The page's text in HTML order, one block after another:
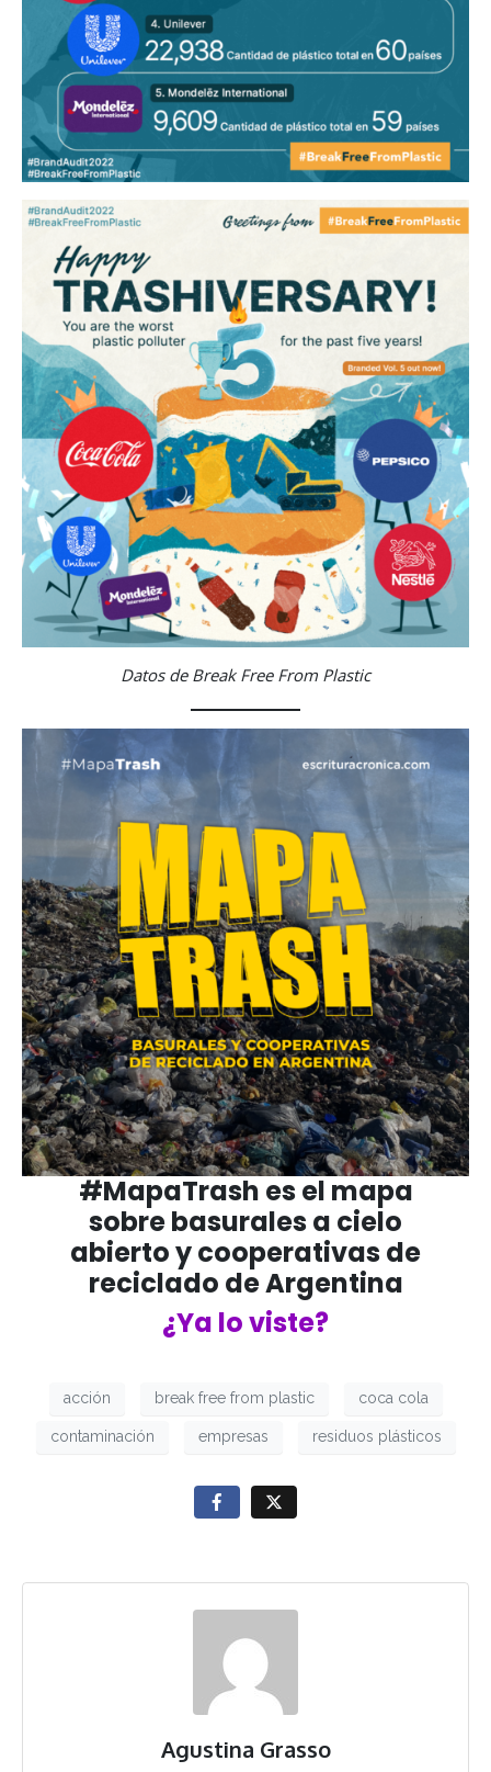
Datos de Break Free From Plastic
#MapaTrash es el mapa
sobre basurales a cielo
abierto y cooperativas de
reciclado de Argentina
¿Ya lo viste?
acción break free from plastic coca cola
contaminación empresas residuos plásticos
Agustina Grasso